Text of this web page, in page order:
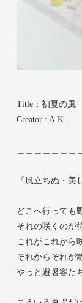
Title：初夏の風
Creator : A.K.
『風立ちぬ・
どこへ行っても
それの咲くのが
これがこれから
それからそれが
やっと避暑客た